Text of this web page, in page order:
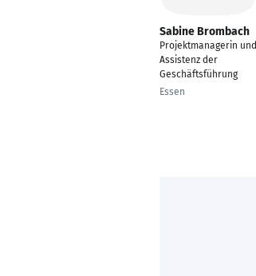
Sabine Brombach
Projektmanagerin und
Assistenz der
Geschäftsführung
Essen